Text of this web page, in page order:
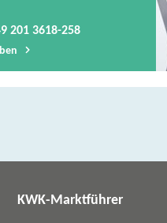
201 3618-258
KWK-Marktführer